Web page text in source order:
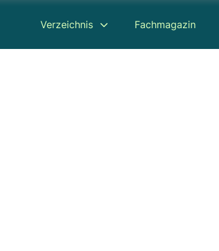
Verzeichnis Fachmagazin